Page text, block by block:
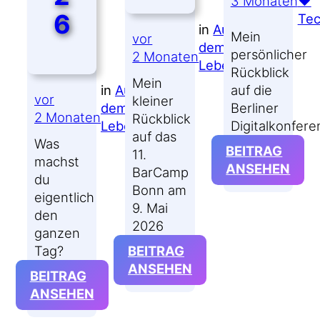
6
vor
2 Monaten
in Aus
dem
Leben
Was
machst
du
eigentlich
den
ganzen
Tag?
BEITRAG
ANSEHEN:
#WMDEDGT
vor
2 Monaten
in Aus
dem
Leben
Mein
kleiner
Rückblick
auf das
11.
BarCamp
Bonn am
9. Mai
2026
BEITRAG
ANSEHEN
BARCAMP
Mein
persönlicher
Rückblick
auf die
Berliner
BEITRAG
ANSEHEN